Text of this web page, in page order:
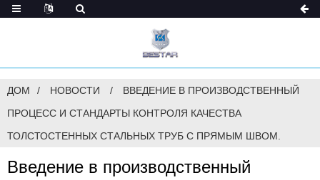
ДОМ НОВОСТИ
ВВЕДЕНИЕ В ПРОИЗВОДСТВЕННЫЙ
ПРОЦЕСС И СТАНДАРТЫ КОНТРОЛЯ КАЧЕСТВА
ТОЛСТОСТЕННЫХ СТАЛЬНЫХ ТРУБ С ПРЯМЫМ ШВОМ.
Введение в производственный